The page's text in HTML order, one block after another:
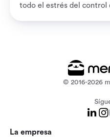
todo el estrés del control
© 2016-2026
La empresa